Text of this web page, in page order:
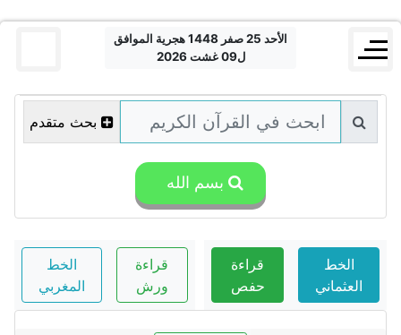
الأحد 25 صفر 1448 هجرية الموافق
ل09 غشت 2026
بحث متقدم
بسم الله
الخط
العثماني
قراءة
حفص
قراءة
ورش
الخط
المغربي